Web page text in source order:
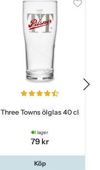
Three Towns ölglas 40 cl
I lager
79 kr
Köp